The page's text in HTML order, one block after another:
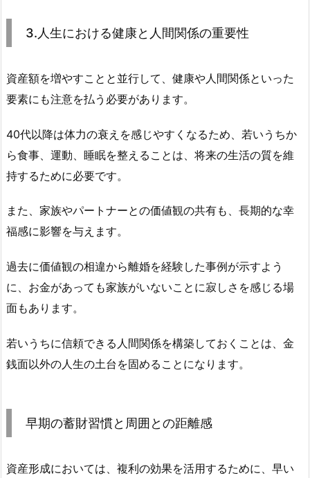
3.人生における健康と人間関係の重要性
資産額を増やすことと並行して、健康や人間関係といった
要素にも注意を払う必要があります。
40代以降は体力の衰えを感じやすくなるため、若いうちか
ら食事、運動、睡眠を整えることは、将来の生活の質を維
持するために必要です。
また、家族やパートナーとの価値観の共有も、長期的な幸
福感に影響を与えます。
過去に価値観の相違から離婚を経験した事例が示すよう
に、お金があっても家族がいないことに寂しさを感じる場
面もあります。
若いうちに信頼できる人間関係を構築しておくことは、金
銭面以外の人生の土台を固めることになります。
早期の蓄財習慣と周囲との距離感
資産形成においては、複利の効果を活用するために、早い